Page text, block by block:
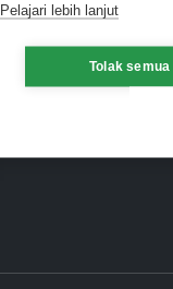
Pelajari lebih lanjut
Tolak semua